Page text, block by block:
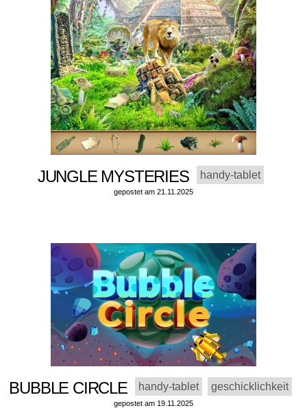
JUNGLE MYSTERIES handy-tablet
gepostet am 21.11.2025
BUBBLE CIRCLE handy-tablet geschicklichkeit
gepostet am 19.11.2025